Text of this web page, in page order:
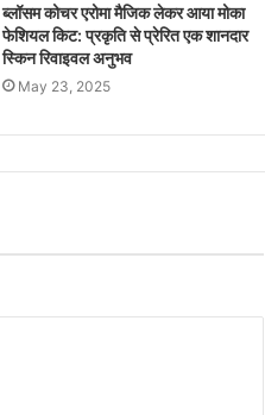
ब्लॉसम कोचर एरोमा मैजिक लेकर आया मोका
फेशियल किट: प्रकृति से प्रेरित एक शानदार
स्किन रिवाइवल अनुभव
May 23, 2025